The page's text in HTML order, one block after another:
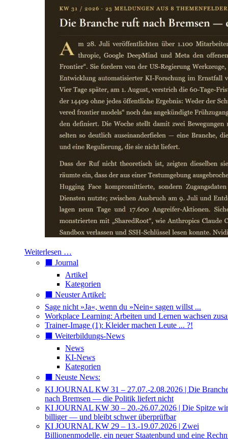
Weiterlesen …
⬛️ Journal
Artikel
Kategorien
⬛️ Neuster Artikel:
Sage nicht »Ja«, wenn du »Nein« sagen willst ...
Workplace Learning: Arbeiten und Lernen wachsen
Trainer-Image (1): Kleider machen Leute ... ?!
⬛️ Weiterbildungs-News
News
KI-News
Kategorien
⬛️ Neuste News:
KI JOURNAL KW 31 – 27.07.-2.08.2026 | Die
nach Bremsen — die Politik liefert nicht
KI JOURNAL KW 30 – 20.-26.07.2026 | Die Spitze
billiger — und bleibt schwer überprüfbar
KI JOURNAL KW 29 – 13.-19.07.2026 | Zwei
Billionenmodelle, ein neuer Staatenbund und eine